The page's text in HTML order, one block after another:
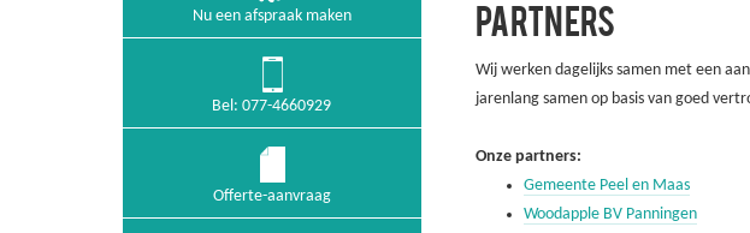
Nu een afspraak maken
Bel: 077-4660929
Offerte-aanvraag
PARTNERS
Wij werken dagelijks samen met een
jarenlang samen op basis van goed
Onze partners:
Gemeente Peel en Maas
Woodapple BV Panningen